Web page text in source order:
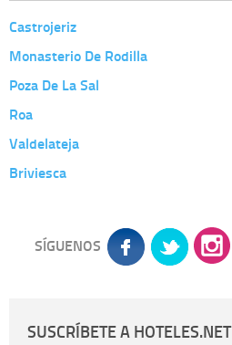
Castrojeriz
Monasterio De Rodilla
Poza De La Sal
Roa
Valdelateja
Briviesca
SÍGUENOS
SUSCRÍBETE A HOTELES.NET